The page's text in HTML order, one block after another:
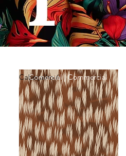
Cabeçalho 6
Comercial | Commercial